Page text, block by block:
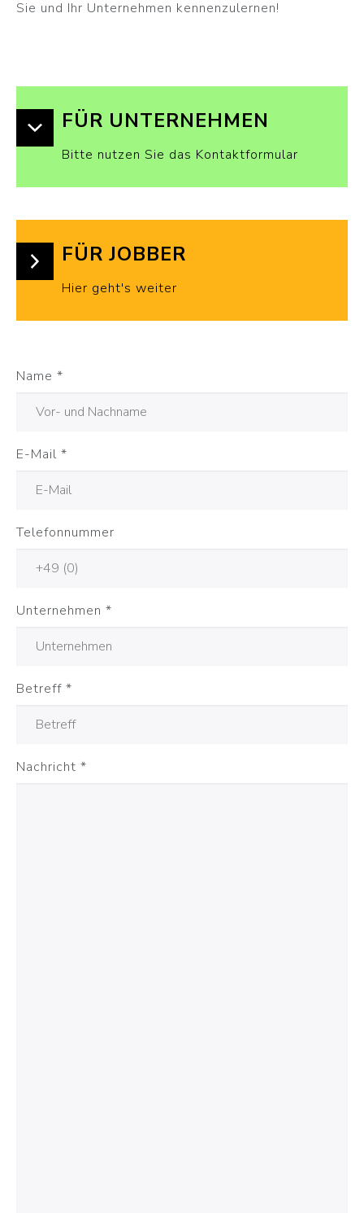
Sie und Ihr Unternehmen kennenzulernen!
FÜR UNTERNEHMEN
Bitte nutzen Sie das Kontaktformular
FÜR JOBBER
Hier geht's weiter
Name *
E-Mail *
Telefonnummer
Unternehmen *
Betreff *
Nachricht *